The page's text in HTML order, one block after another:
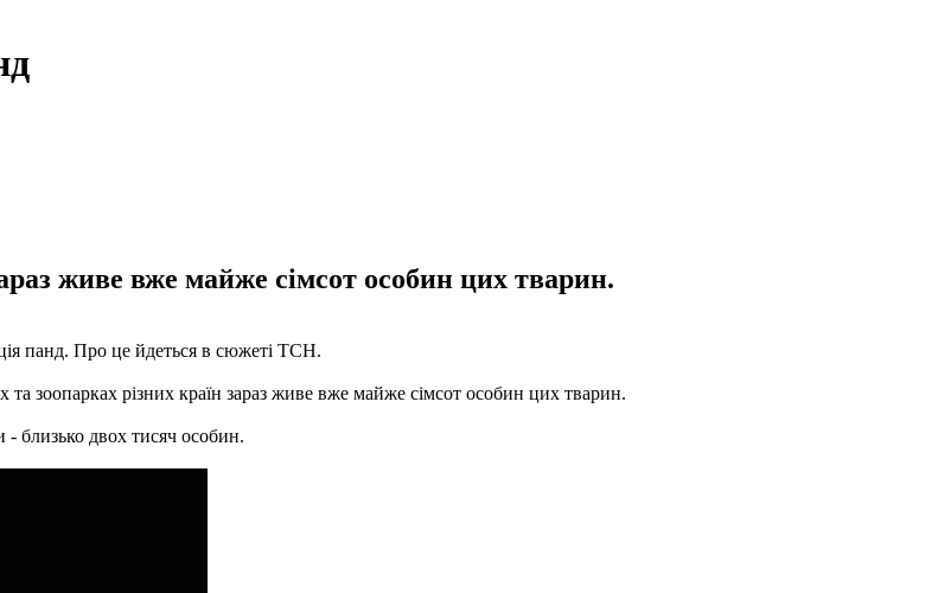
живе вже майже сімсот особин цих тварин.
панд. Про це йдеться в сюжеті ТСН.
та зоопарках різних країн зараз живе вже майже сімсот особин цих тварин.
близько двох тисяч особин.